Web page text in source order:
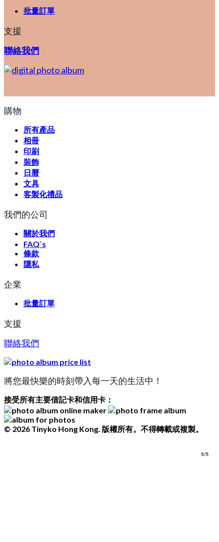
1/5
2/5
3/5
4/5
5/5
批量訂單
支援
聯絡我們
購物
所有產品
相冊
印刷
裝飾
日曆
文具
客製化禮品
我們的公司
關於我們
FAQ`s
條款
隱私
企業
批量訂單
支援
聯絡我們
將您最快樂的時刻帶入每一天的生活中！
接受所有主要借記卡和信用卡：
© 2026 Tinyko Hong Kong. 版權所有。不得轉載或複製。